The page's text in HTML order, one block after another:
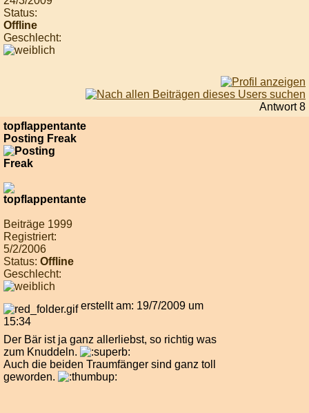
Status:
Offline
Geschlecht:
Antwort 8
topflappentante
Posting Freak
Beiträge 1999
Registriert:
5/2/2006
Status: Offline
Geschlecht:
erstellt am: 19/7/2009 um
15:34
Der Bär ist ja ganz allerliebst, so richtig was
zum Knuddeln.
Auch die beiden Traumfänger sind ganz toll
geworden.